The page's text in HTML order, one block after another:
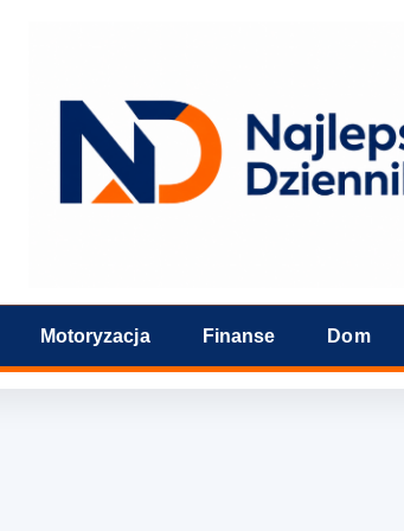
Motoryzacja Finanse Dom